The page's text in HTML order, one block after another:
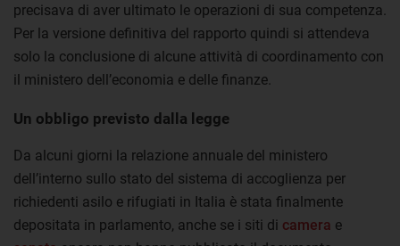
precisava di aver ultimato le operazioni di sua competenza.
Per la versione definitiva del rapporto quindi si attendeva
solo la conclusione di alcune attività di coordinamento con
il ministero dell’economia e delle finanze.
Un obbligo previsto dalla legge
Da alcuni giorni la relazione annuale del ministero
dell’interno sullo stato del sistema di accoglienza per
richiedenti asilo e rifugiati in Italia è stata finalmente
depositata in parlamento, anche se i siti di camera e